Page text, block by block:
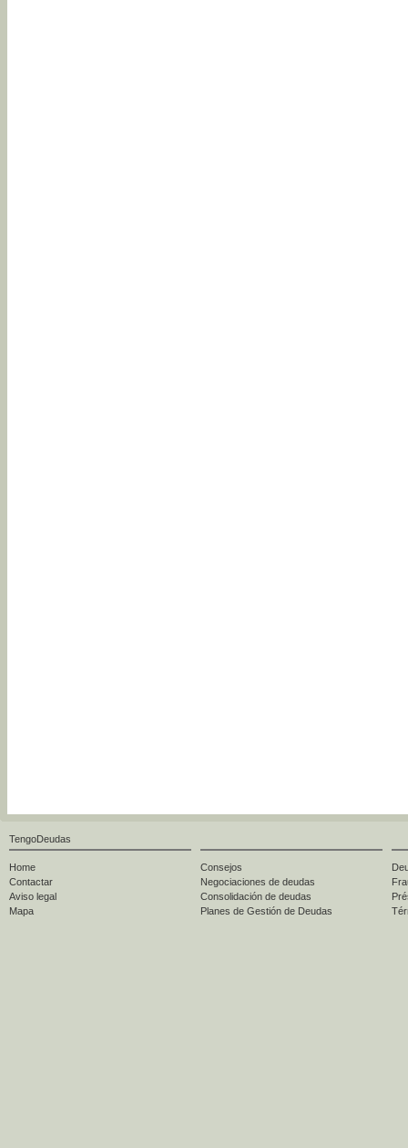
TengoDeudas
Home
Contactar
Aviso legal
Mapa
Consejos
Negociaciones de deudas
Consolidación de deudas
Planes de Gestión de Deudas